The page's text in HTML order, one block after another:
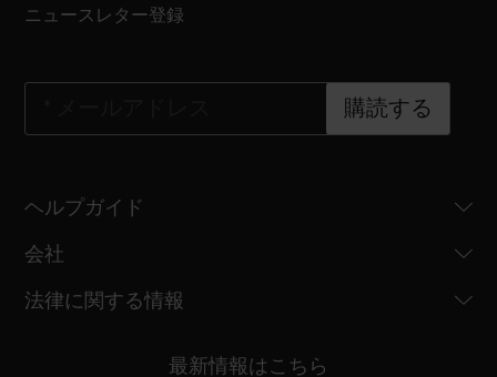
ニュースレター登録
購読する
ヘルプガイド
会社
法律に関する情報
最新情報はこちら